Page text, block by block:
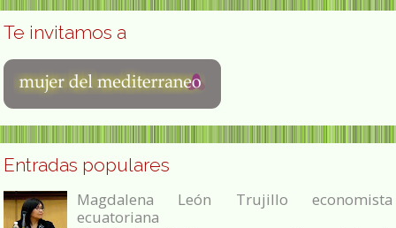
Te invitamos a
Entradas populares
Magdalena León Trujillo economista
ecuatoriana